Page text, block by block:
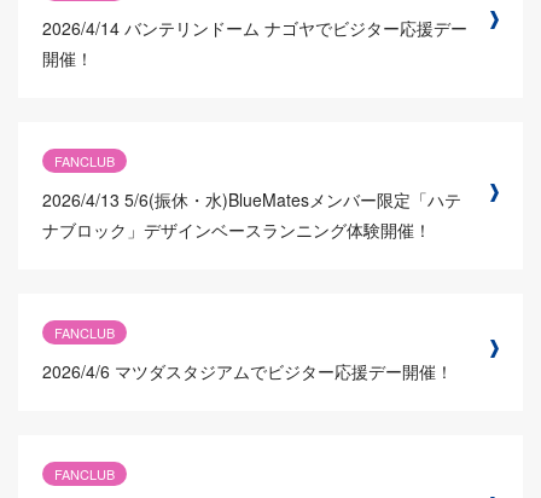
2026/4/14 バンテリンドーム ナゴヤでビジター応援デー
開催！
FANCLUB
2026/4/13 5/6(振休・水)BlueMatesメンバー限定「ハテ
ナブロック」デザインベースランニング体験開催！
FANCLUB
2026/4/6 マツダスタジアムでビジター応援デー開催！
FANCLUB